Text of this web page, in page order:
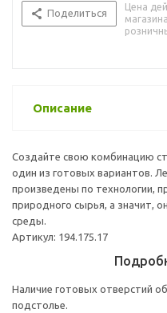
Поделиться
Цена
Описание
Создайте свою комбинацию
один из готовых вариантов.
произведены по технологии,
природного сырья, а значит,
среды.
Артикул: 194.175.17
Наличие готовых отверстий
подстолье.